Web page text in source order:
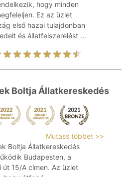
hogy minden
Ez az üzlet
első hazai tulajdonban
és állatfelszerelést ...
Boltja Állatkereskedés
Mutass többet >>
Boltja Állatkereskedés
Budapesten, a
út 15/A címen. Az üzlet